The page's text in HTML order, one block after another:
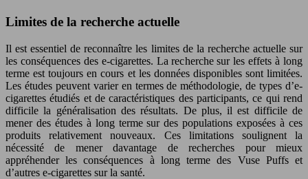
Limites de la recherche actuelle
Il est essentiel de reconnaître les limites de la recherche actuelle sur
les conséquences des e-cigarettes. La recherche sur les effets à long
terme est toujours en cours et les données disponibles sont limitées.
Les études peuvent varier en termes de méthodologie, de types d’e-
cigarettes étudiés et de caractéristiques des participants, ce qui rend
difficile la généralisation des résultats. De plus, il est difficile de
mener des études à long terme sur des populations exposées à ces
produits relativement nouveaux. Ces limitations soulignent la
nécessité de mener davantage de recherches pour mieux
appréhender les conséquences à long terme des Vuse Puffs et
d’autres e-cigarettes sur la santé.